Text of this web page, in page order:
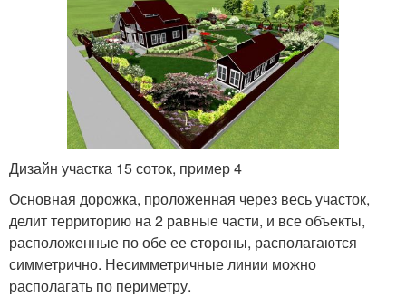
Дизайн участка 15 соток, пример 4
Основная дорожка, проложенная через весь участок,
делит территорию на 2 равные части, и все объекты,
расположенные по обе ее стороны, располагаются
симметрично. Несимметричные линии можно
располагать по периметру.